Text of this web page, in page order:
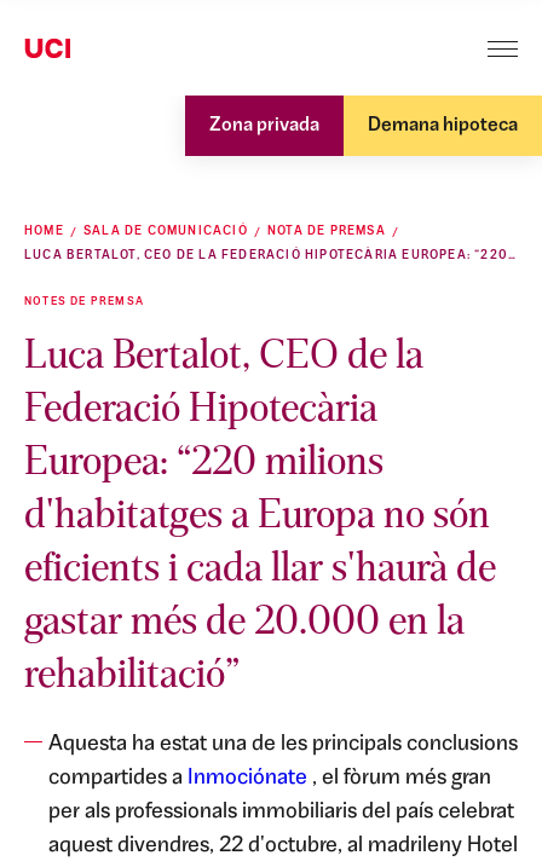
Zona privada Demana hipoteca
HOME SALA DE COMUNICACIÓ
NOTA DE PREMSA
LUCA BERTALOT, CEO DE LA FEDERACIÓ HIPOTECÀRIA EUROPEA: “220 MILIONS D'HABITATGES A EUROPA NO SÓN EFICIENTS I CADA LLAR S'HAURÀ DE GASTAR MÉS DE 20.000 EN LA REHABILITACIÓ”
NOTES DE PREMSA
Luca Bertalot, CEO de la
Federació Hipotecària
Europea: “220 milions
d'habitatges a Europa no són
eficients i cada llar s'haurà de
gastar més de 20.000 en la
rehabilitació”
Aquesta ha estat una de les principals conclusions
compartides a Inmociónate , el fòrum més gran
per als professionals immobiliaris del país celebrat
aquest divendres, 22 d'octubre, al madrileny Hotel